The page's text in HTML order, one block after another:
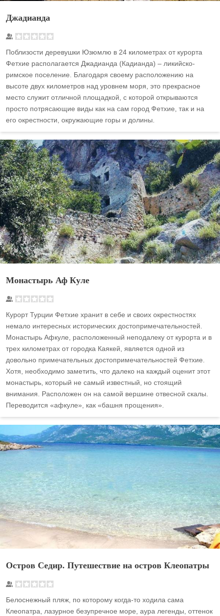
Джадианда
Поблизости деревушки Юзюмлю в 24 километрах от курорта
Фетхие располагается Джадианда (Кадианда) – ликийско-
римское поселение. Благодаря своему расположению на
высоте двух километров над уровнем моря, это прекрасное
место служит отличной площадкой, с которой открываются
просто потрясающие виды как на сам город Фетхие, так и на
его окрестности, окружающие горы и долины.
Монастырь Аф Куле
Курорт Турции Фетхие хранит в себе и своих окрестностях
немало интересных исторических достопримечательностей.
Монастырь Афкуле, расположенный неподалеку от курорта и в
трех километрах от городка Каякей, является одной из
довольно примечательных достопримечательностей Фетхие.
Хотя, необходимо заметить, что далеко на каждый оценит этот
монастырь, который не самый известный, но стоящий
внимания. Расположен он на самой вершине отвесной скалы.
Переводится «афкуле», как «башня прощения».
Остров Седир. Путешествие на остров Клеопатры
Белоснежный пляж, по которому когда-то ходила сама
Клеопатра, лазурное безупречное море, аура легенды, оттенок